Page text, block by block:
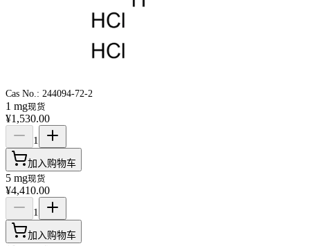
Cas No.: 244094-72-2
1 mg现货
¥1,530.00
1
加入购物车
5 mg现货
¥4,410.00
1
加入购物车